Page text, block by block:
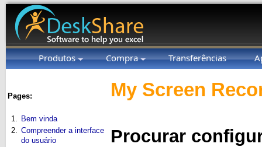
Produtos Compra Transferências
Pages:
1. Bem vinda
2. Compreender a interface
do usuário
My Screen
Procurar